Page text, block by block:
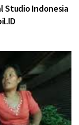
Studio Indonesia